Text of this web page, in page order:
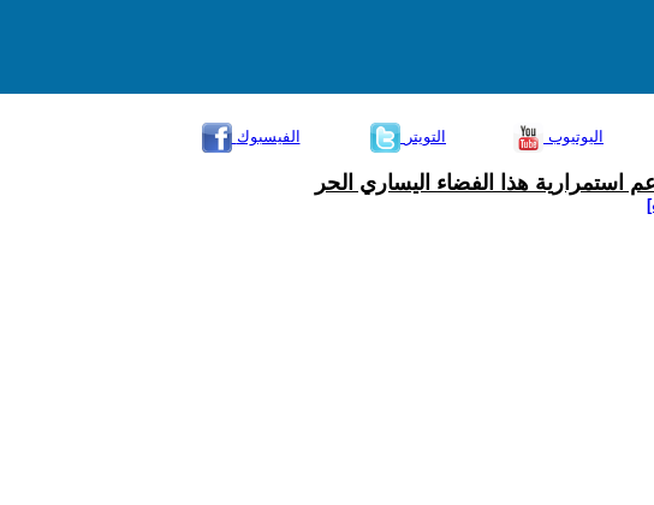
الفيسبوك
التويتر اليوتيوب
استمرارية هذا الفضاء اليساري الحر